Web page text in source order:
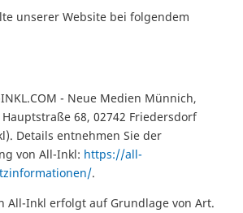
unserer Website bei folgendem
- Neue Medien Münnich,
68, 02742 Friedersdorf
Details entnehmen Sie der
von All-Inkl: https://all-
.
All-Inkl erfolgt auf Grundlage von Art.